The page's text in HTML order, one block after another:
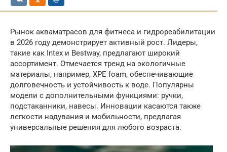
Рынок акваматрасов для фитнеса и гидрореабилитации
в 2026 году демонстрирует активный рост. Лидеры,
такие как Intex и Bestway, предлагают широкий
ассортимент. Отмечается тренд на экологичные
материалы, например, XPE foam, обеспечивающие
долговечность и устойчивость к воде. Популярны
модели с дополнительными функциями: ручки,
подстаканники, навесы. Инновации касаются также
легкости надувания и мобильности, предлагая
универсальные решения для любого возраста.